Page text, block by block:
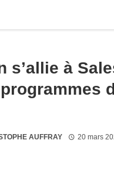
s’allie à
AUFFRAY 20 mars